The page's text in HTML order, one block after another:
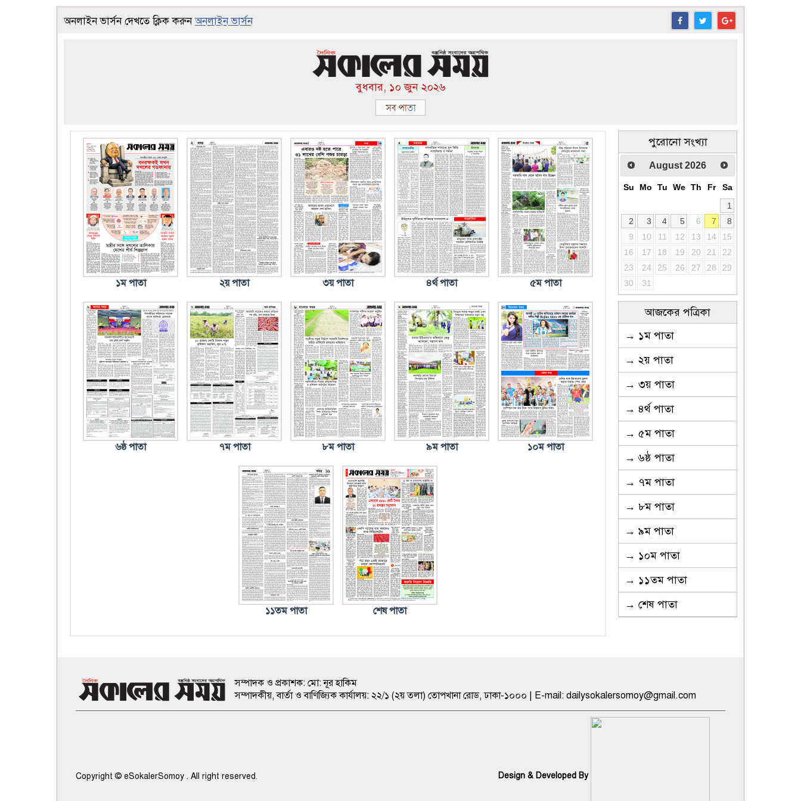
অনলাইন ভার্সন দেখতে ক্লিক করুনঅনলাইন ভার্সন
বুধবার, ১০ জুন ২০২৬
১ম পাতা ২য় পাতা ৩য় পাতা ৪র্থ পাতা ৫ম পাতা
৬ষ্ঠ পাতা ৭ম পাতা ৮ম পাতা ৯ম পাতা ১০ম পাতা
১১তম পাতা শেষ পাতা
পুরোনো সংখ্যা
August 2026
Su Mo Tu We Th Fr
Sa
1
2
3 4 5 6 7
8
9
10 11 12 13 14
15
16
17 18 19 20 21
22
23
24 25 26 27 28
29
30
31
আজকের পত্রিকা
→ ১ম পাতা
→ ২য় পাতা
→ ৩য় পাতা
→ ৪র্থ পাতা
→ ৫ম পাতা
→ ৬ষ্ঠ পাতা
→ ৭ম পাতা
→ ৮ম পাতা
→ ৯ম পাতা
→ ১০ম পাতা
→ ১১তম পাতা
→ শেষ পাতা
সম্পাদক ও প্রকাশক: মো: নূর হাকিম
সম্পাদকীয়, বার্তা ও বাণিজ্যিক কার্যালয়: ২২/১ (২য় তলা) তোপখানা রোড, ঢাকা-১০০০ | E-mail: dailysokalersomoy@gmail.com
Copyright © eSokalerSomoy . All right reserved. Design & Developed By